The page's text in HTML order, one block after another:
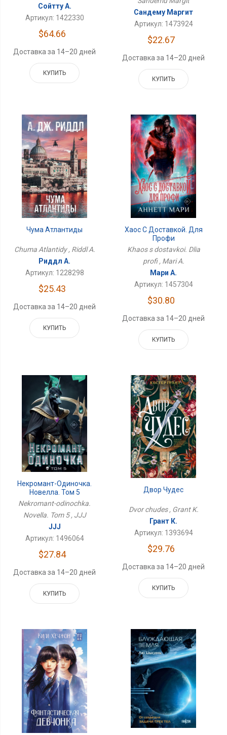
Сойтту А.
Артикул: 1422330
$64.66
Доставка за 14–20 дней
КУПИТЬ
Сандему Маргит
Артикул: 1473924
$22.67
Доставка за 14–20 дней
КУПИТЬ
Чума Атлантиды
Chuma Atlantidy , Riddl A.
Риддл А.
Артикул: 1228298
$25.43
Доставка за 14–20 дней
КУПИТЬ
Хаос С Доставкой. Для
Профи
Khaos s dostavkoi. Dlia
profi , Mari A.
Мари А.
Артикул: 1457304
$30.80
Доставка за 14–20 дней
КУПИТЬ
Некромант-Одиночка.
Новелла. Том 5
Nekromant-odinochka.
Novella. Tom 5 , JJJ
JJJ
Артикул: 1496064
$27.84
Доставка за 14–20 дней
КУПИТЬ
Двор Чудес
Dvor chudes , Grant K.
Грант К.
Артикул: 1393694
$29.76
Доставка за 14–20 дней
КУПИТЬ